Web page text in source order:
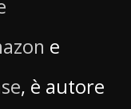
e
, è autore